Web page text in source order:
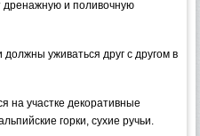
дренажную и поливочную
уживаться друг с другом в
на участке декоративные
горки, сухие ручьи.